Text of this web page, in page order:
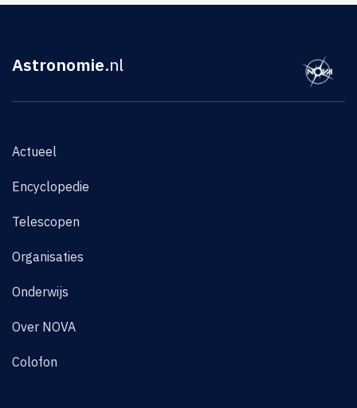
Astronomie.nl
Actueel
Encyclopedie
Telescopen
Organisaties
Onderwijs
Over NOVA
Colofon